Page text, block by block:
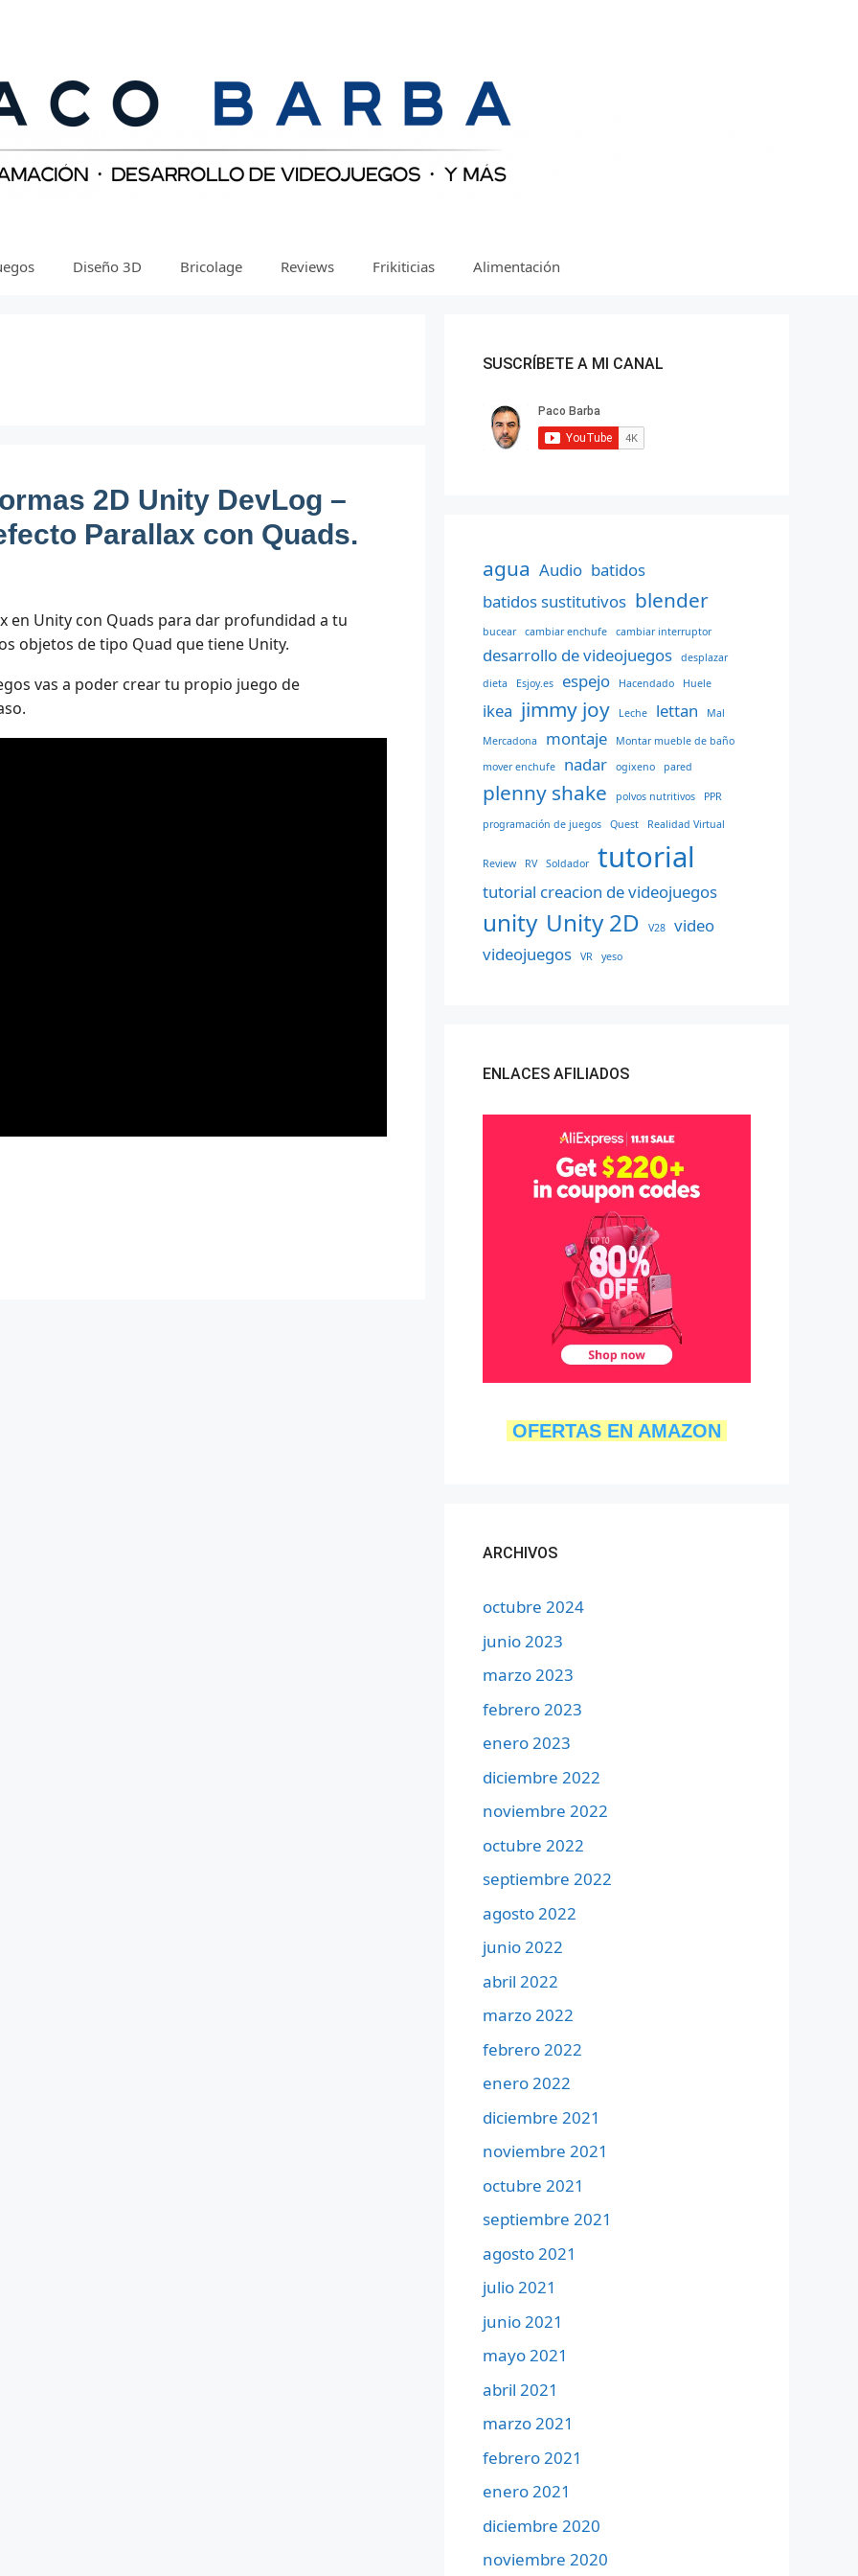
Diseño 3D Bricolage Reviews Frikiticias Alimentación
2D Unity DevLog –
Parallax con Quads.
en Unity con Quads para dar profundidad a tu
objetos de tipo Quad que tiene Unity.
vas a poder crear tu propio juego de
SUSCRÍBETE A MI CANAL
agua Audio batidos
batidos sustitutivos blender
bucear cambiar enchufe cambiar interruptor
desarrollo de videojuegos
desplazar
dieta
Esjoy.es espejo Hacendado Huele
ikea jimmy joy Leche lettan Mal
Mercadona montaje
Montar mueble de baño
mover enchufe
nadar ogixeno pared
plenny shake polvos nutritivos PPR
programación de juegos Quest Realidad Virtual
Review RV Soldador tutorial
tutorial creacion de videojuegos
unity Unity 2D V28
video
videojuegos
VR yeso
ENLACES AFILIADOS
OFERTAS EN AMAZON
ARCHIVOS
octubre 2024
junio 2023
marzo 2023
febrero 2023
enero 2023
diciembre 2022
noviembre 2022
octubre 2022
septiembre 2022
agosto 2022
junio 2022
abril 2022
marzo 2022
febrero 2022
enero 2022
diciembre 2021
noviembre 2021
octubre 2021
septiembre 2021
agosto 2021
julio 2021
junio 2021
mayo 2021
abril 2021
marzo 2021
febrero 2021
enero 2021
diciembre 2020
noviembre 2020